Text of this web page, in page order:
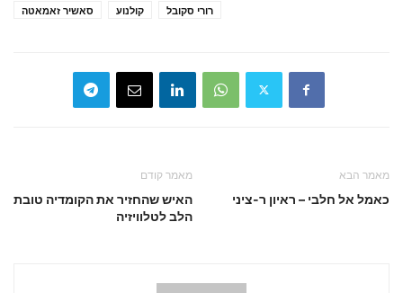
סאשיר זאמאטה
קולנוע רורי סקובל
מאמר קודם
האיש שהחזיר את הקומדיה טובת
הלב לטלוויזיה
מאמר הבא
כאמל אל חלבי – ראיון ר-ציני